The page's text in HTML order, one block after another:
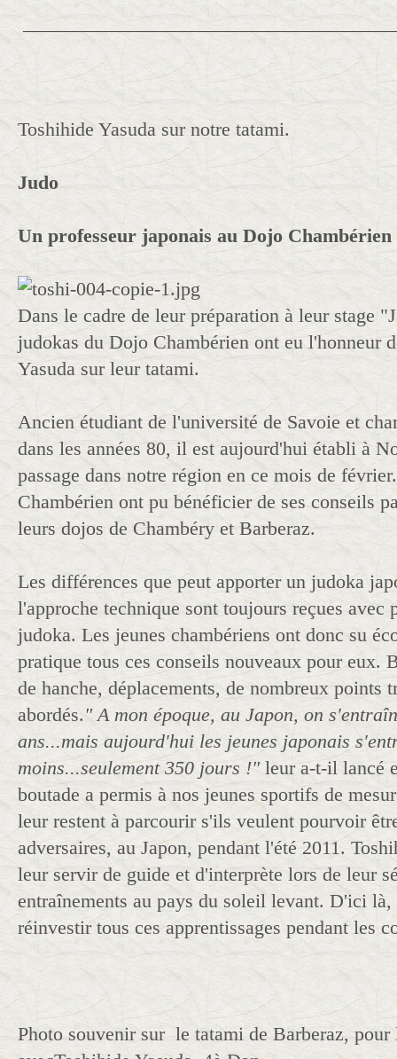
Toshihide Yasuda sur notre tatami.
Judo
Un professeur japonais au Dojo Chambérien
Dans le cadre de leur préparation à leur stage
judokas du Dojo Chambérien ont eu l'honneur
Yasuda sur leur tatami.
Ancien étudiant de l'université de Savoie et
dans les années 80, il est aujourd'hui établi à
passage dans notre région en ce mois de
Chambérien ont pu bénéficier de ses conseils
leurs dojos de Chambéry et Barberaz.
Les différences que peut apporter un judoka
l'approche technique sont toujours reçues avec
judoka. Les jeunes chambériens ont donc su
pratique tous ces conseils nouveaux pour eux.
de hanche, déplacements, de nombreux points
abordés." A mon époque, au Japon, on
ans...mais aujourd'hui les jeunes japonais
moins...seulement 350 jours !"leur a-t-il lancé
boutade a permis à nos jeunes sportifs de
leur restent à parcourir s'ils veulent pourvoir
adversaires, au Japon, pendant l'été 2011.
leur servir de guide et d'interprète lors de leur
entraînements au pays du soleil levant. D'ici
réinvestir tous ces apprentissages pendant les
Photo souvenir sur le tatami de Barberaz, pour